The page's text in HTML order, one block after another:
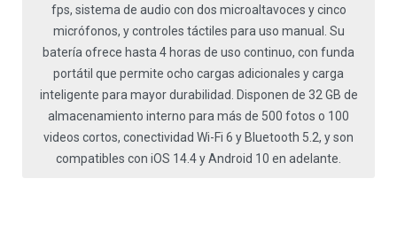
fps, sistema de audio con dos microaltavoces y cinco
micrófonos, y controles táctiles para uso manual. Su
batería ofrece hasta 4 horas de uso continuo, con funda
portátil que permite ocho cargas adicionales y carga
inteligente para mayor durabilidad. Disponen de 32 GB de
almacenamiento interno para más de 500 fotos o 100
videos cortos, conectividad Wi-Fi 6 y Bluetooth 5.2, y son
compatibles con iOS 14.4 y Android 10 en adelante.